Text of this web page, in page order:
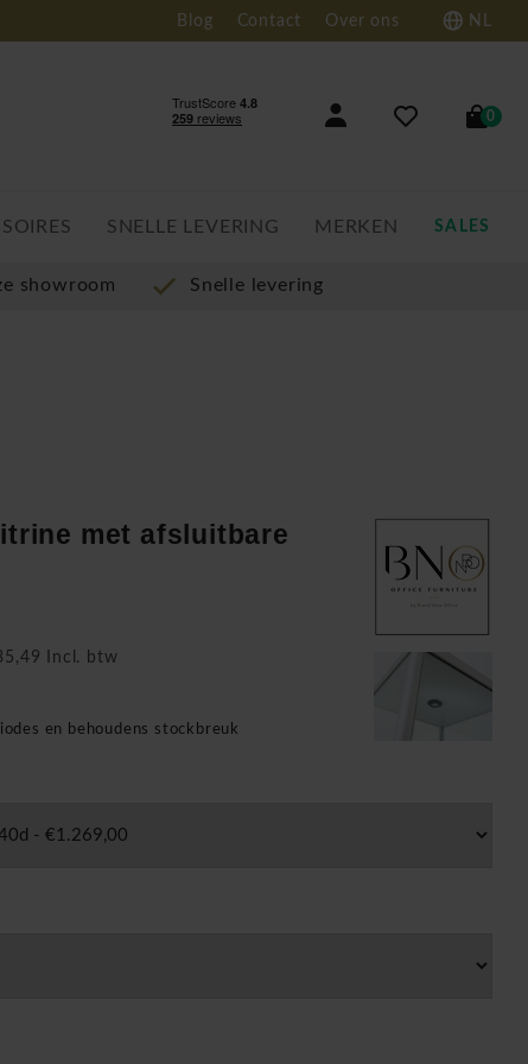
Blog Contact Over ons NL
0
SNELLE LEVERING MERKEN SALES
showroom Snelle levering
met afsluitbare
Incl. btw
en behoudens stockbreuk